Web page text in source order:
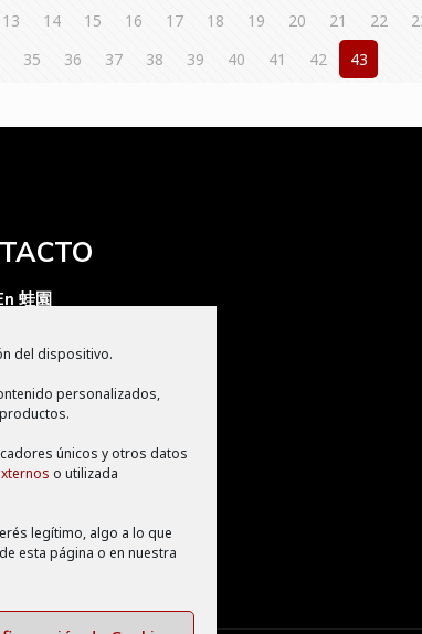
del dispositivo.
personalizados,
únicos y otros datos
o utilizada
legítimo, algo a lo que
esta página o en nuestra
13 14 15 16 17 18 19 20 21 22
35 36 37 38 39 40 41 42 43
蛙園
S.L
Cádiz